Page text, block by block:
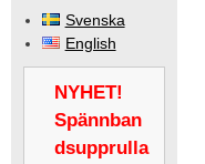
Svenska
English
NYHET!
Spännban
dsupprulla